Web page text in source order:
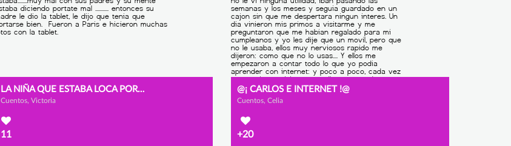
LA NIÑA QUE ESTABA LOCA POR INTERNET
Cuentos, Victoria
11
@¡ CARLOS E INTERNET !@
Cuentos, Celia
+20